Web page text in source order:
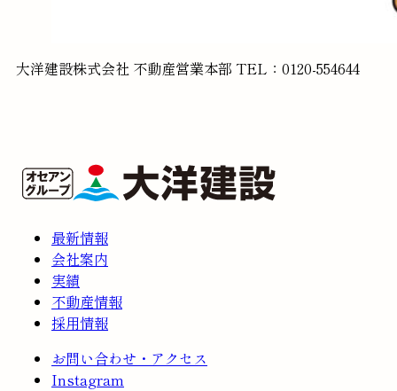
大洋建設株式会社 不動産営業本部 TEL：0120-554644
最新情報
会社案内
実績
不動産情報
採用情報
お問い合わせ・アクセス
Instagram